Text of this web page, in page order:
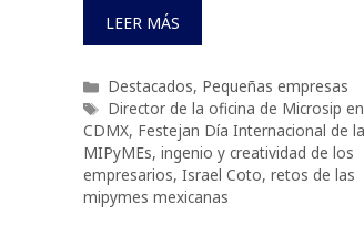
LEER MÁS
Categorías
Destacados, Pequeñas empresas
Etiquetas
Director de la oficina de Microsip
CDMX, Festejan Día Internacional de
MIPyMEs, ingenio y creatividad de los
empresarios, Israel Coto, retos de las
mipymes mexicanas